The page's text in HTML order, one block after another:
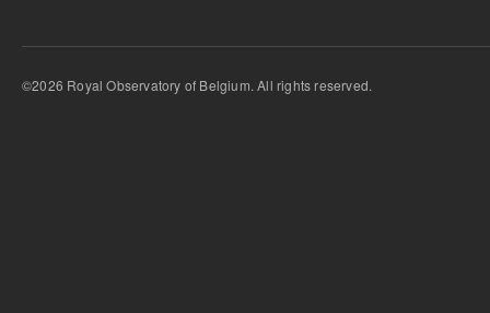
©2026 Royal Observatory of Belgium. All rights reserved.